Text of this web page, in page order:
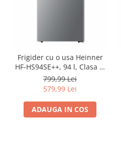
Frigider cu o usa Heinner
HF-HS94SE++, 94 l, Clasa E,
Iluminare LED, Rafturi
sticla, H 84 cm, Argintiu -
799,99 Lei
579,99 Lei
ADAUGA IN COS